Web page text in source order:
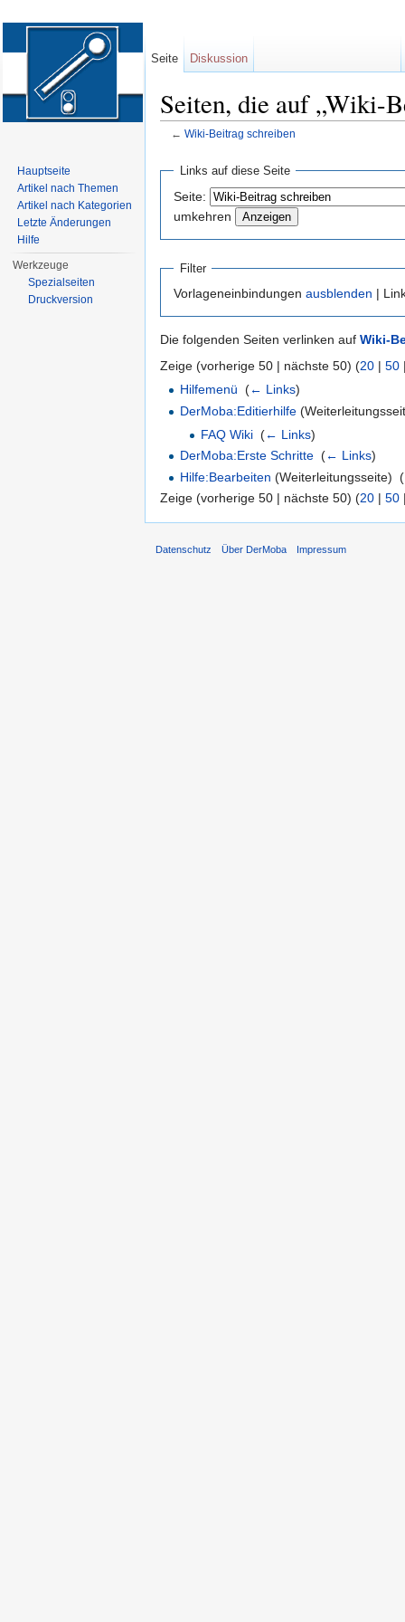
Seiten, die auf „Wiki-
← Wiki-Beitrag schreiben
Links auf diese Seite
Seite:
umkehren
Filter
Vorlageneinbindungen ausblenden |
Die folgenden Seiten verlinken auf Wiki-
Zeige (vorherige 50 | nächste 50) (20 | 50
Hilfemenü
(← Links)
DerMoba:Editierhilfe
FAQ Wiki‎ (← Links)
DerMoba:Erste Schritte (← Links)
Hilfe:Bearbeiten (Weiterleitungsseite) ‎ (
Zeige (vorherige 50 | nächste 50) (20 | 50
Seite Diskussion
Hauptseite
Artikel nach Themen
Artikel nach Kategorien
Letzte Änderungen
Hilfe
Werkzeuge
Spezialseiten
Druckversion
Datenschutz Über DerMoba Impressum